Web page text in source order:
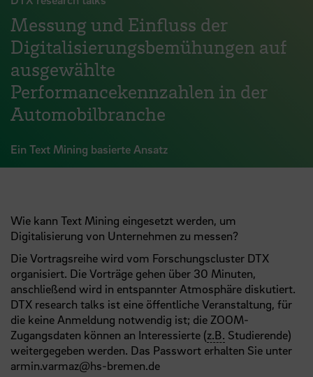
Messung und Einfluss der
Digitalisierungsbemühungen auf
ausgewählte
Performancekennzahlen in der
Automobilbranche
Ein Text Mining basierte Ansatz
Wie kann Text Mining eingesetzt werden, um
Digitalisierung von Unternehmen zu messen?
Die Vortragsreihe wird vom Forschungscluster DTX
organisiert. Die Vorträge gehen über 30 Minuten,
anschließend wird in entspannter Atmosphäre diskutiert.
DTX research talks ist eine öffentliche Veranstaltung, für
die keine Anmeldung notwendig ist; die ZOOM-
Zugangsdaten können an Interessierte (z.B. Studierende)
weitergegeben werden. Das Passwort erhalten Sie unter
armin.varmaz@hs-bremen.de